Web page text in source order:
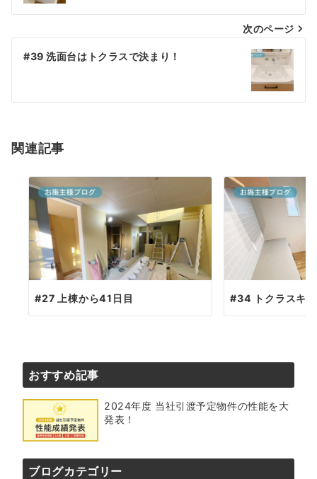
ナ
ビ
ー
ョ
次のページ
#39 洗面台はトクラスで決まり！
関連記事
#27 上棟から41日目 #34 トクラスキ
おすすめ記事
2024年度 当社引渡予定物件の性能を大
発表！
ブログカテゴリー